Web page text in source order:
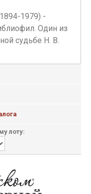
1979) -
Один из
судьбе Н. В.
лоту: